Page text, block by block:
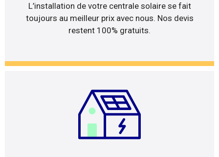
L’installation de votre centrale solaire se fait
toujours au meilleur prix avec nous. Nos devis
restent 100% gratuits.